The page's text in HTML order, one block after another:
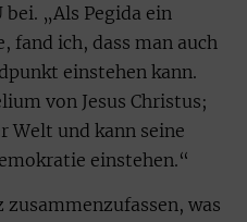
bei. „Als Pegida ein
fand ich, dass man auch
einstehen kann.
von Jesus Christus;
Welt und kann seine
einstehen.“
was